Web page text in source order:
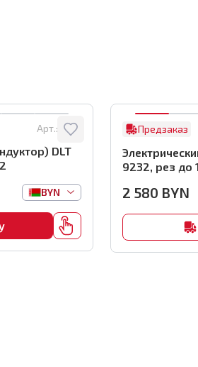
Арт.: 8122
DLT
BYN
Предзаказ
9232, рез до
2 580 BYN